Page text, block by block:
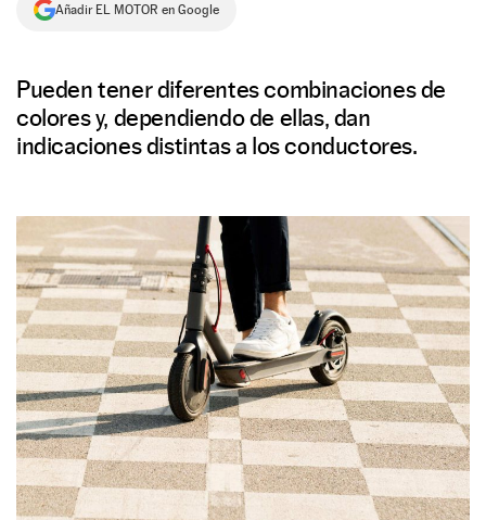
Añadir EL MOTOR en Google
Pueden tener diferentes combinaciones de
colores y, dependiendo de ellas, dan
indicaciones distintas a los conductores.